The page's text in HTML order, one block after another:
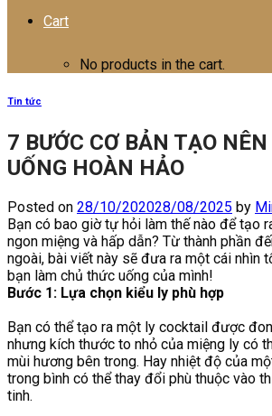
Cart
No products in the cart.
Tin tức
7 BƯỚC CƠ BẢN TẠO
UỐNG HOÀN HẢO
Posted on 28/10/202028/08/2025 by
Bạn có bao giờ tự hỏi làm thế nào để tạo
ngon miệng và hấp dẫn? Từ thành phần
ngoài, bài viết này sẽ đưa ra một cái nhìn
bạn làm chủ thức uống của mình!
Bước 1: Lựa chọn kiểu ly phù hợp
Bạn có thể tạo ra một ly cocktail được
nhưng kích thước to nhỏ của miệng ly có
mùi hương bên trong. Hay nhiệt độ của
trong bình có thể thay đổi phù thuộc vào
tinh.